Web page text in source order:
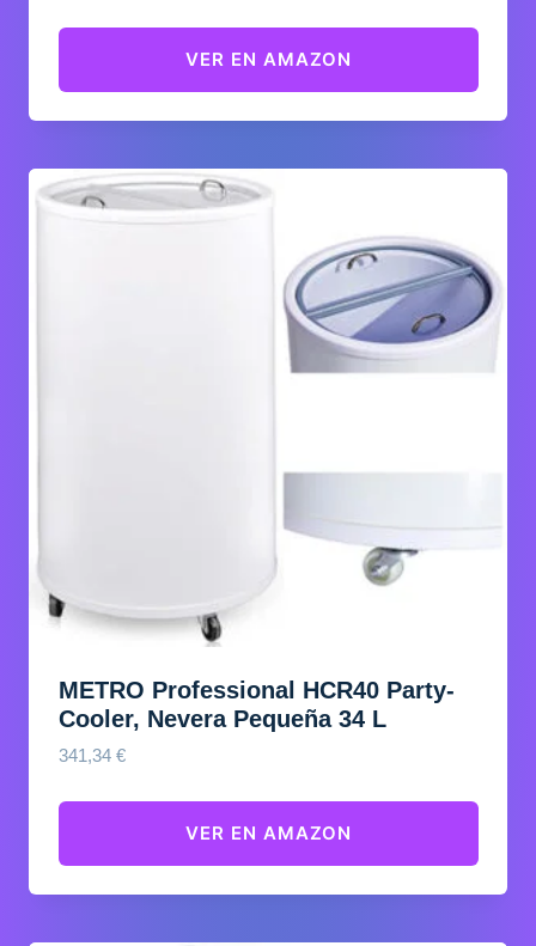
VER EN AMAZON
METRO Professional HCR40 Party-
Cooler, Nevera Pequeña 34 L
341,34 €
VER EN AMAZON